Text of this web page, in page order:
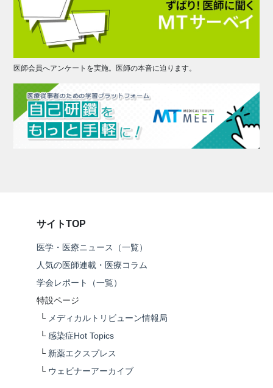
医師会員へアンケートを実施。医師の本音に迫ります。
サイトTOP
医学・医療ニュース（一覧）
人気の医師連載・医療コラム
学会レポート（一覧）
特設ページ
└ メディカルトリビューン情報局
└ 感染症Hot Topics
└ 新薬エクスプレス
└ ウェビナーアーカイブ